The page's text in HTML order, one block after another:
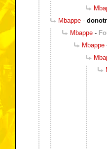
Mbappe -
Mbappe -
Mbappe